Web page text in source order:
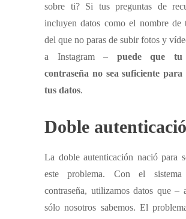
sobre ti? Si tus preguntas de
incluyen datos como el nombre de
del que no paras de subir fotos y
a Instagram – puede que tu
contraseña no sea suficiente
tus datos.
Doble
La doble autenticación nació para
este problema. Con el sistema
contraseña, utilizamos datos que –
sólo nosotros sabemos. El